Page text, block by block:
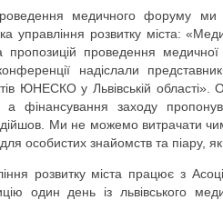
медичного форуму ми
управління розвитку міста:
пропозицій проведення
надіслали
ЮНЕСКО у Львівській області».
а фінансування заходу
Ми не можемо витрачати
особистих знайомств та піару,
розвитку міста працює з
один день із львівського